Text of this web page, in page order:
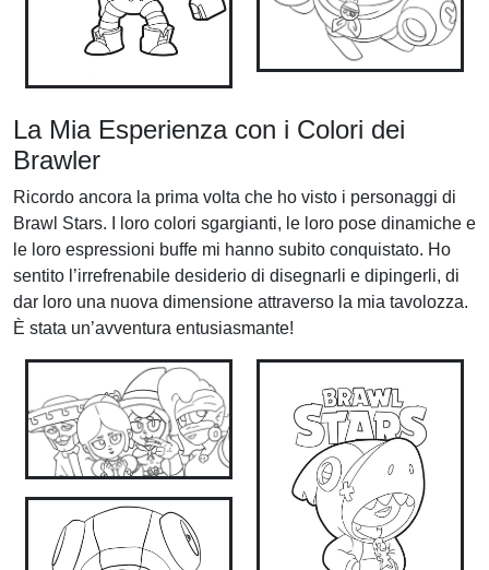
La Mia Esperienza con i Colori dei
Brawler
Ricordo ancora la prima volta che ho visto i personaggi di
Brawl Stars. I loro colori sgargianti, le loro pose dinamiche e
le loro espressioni buffe mi hanno subito conquistato. Ho
sentito l’irrefrenabile desiderio di disegnarli e dipingerli, di
dar loro una nuova dimensione attraverso la mia tavolozza.
È stata un’avventura entusiasmante!